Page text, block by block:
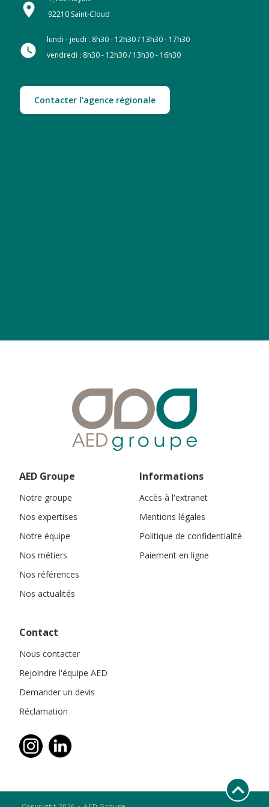
92210 Saint-Cloud
lundi - jeudi : 8h30 - 12h30 / 13h30 - 17h30
vendredi : 8h30 - 12h30 / 13h30 - 16h30
Contacter l'agence régionale
AED Groupe
Notre groupe
Nos expertises
Notre équipe
Nos métiers
Nos références
Nos actualités
Informations
Accès à l'extranet
Mentions légales
Politique de confidentialité
Paiement en ligne
Contact
Nous contacter
Rejoindre l'équipe AED
Demander un devis
Réclamation